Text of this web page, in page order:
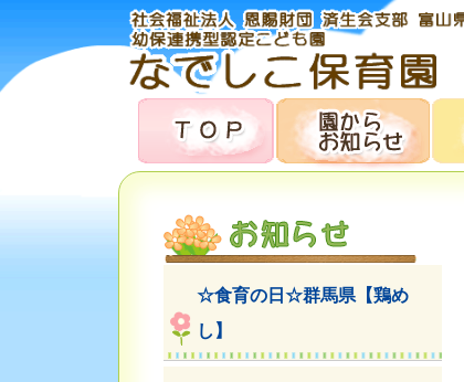
☆食育の日☆群馬県【鶏め
し】